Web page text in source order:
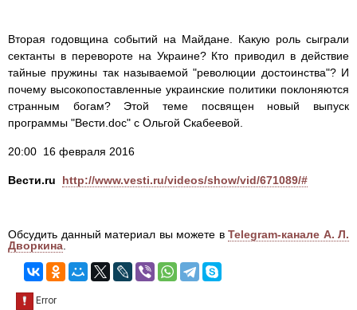
Вторая годовщина событий на Майдане. Какую роль сыграли
сектанты в перевороте на Украине? Кто приводил в действие
тайные пружины так называемой "революции достоинства"? И
почему высокопоставленные украинские политики поклоняются
странным богам? Этой теме посвящен новый выпуск
программы "Вести.doc" с Ольгой Скабеевой.
20:00 16 февраля 2016
Вести.ru http://www.vesti.ru/videos/show/vid/671089/#
Обсудить данный материал вы можете в Telegram-канале А. Л.
Дворкина